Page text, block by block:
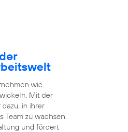
wie
Mit der
in ihrer
Team zu wachsen.
und fördert